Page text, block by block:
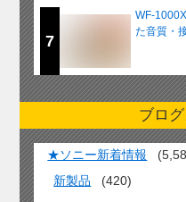
7
WF-
た音質・
ブロ
★ソニー新着情報
新製品
(420)